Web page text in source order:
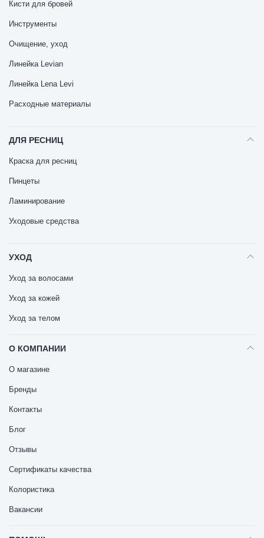
Кисти для бровей
Инструменты
Очищение, уход
Линейка Levian
Линейка Lena Levi
Расходные материалы
ДЛЯ РЕСНИЦ
Краска для ресниц
Пинцеты
Ламинирование
Уходовые средства
УХОД
Уход за волосами
Уход за кожей
Уход за телом
О КОМПАНИИ
О магазине
Бренды
Контакты
Блог
Отзывы
Сертификаты качества
Колористика
Вакансии